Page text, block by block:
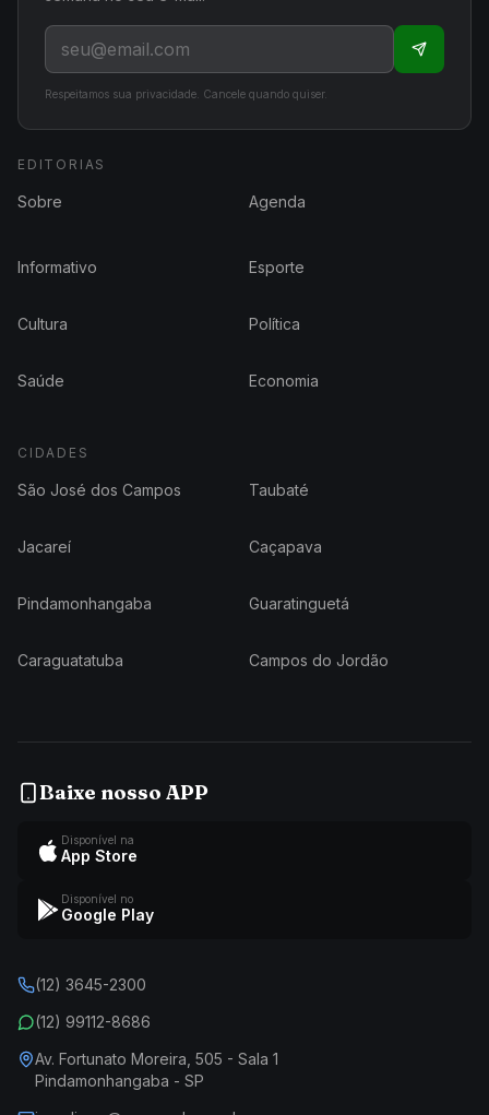
Respeitamos sua privacidade. Cancele quando quiser.
EDITORIAS
Sobre Agenda
Informativo Esporte
Cultura Política
Saúde Economia
CIDADES
São José dos Campos Taubaté
Jacareí Caçapava
Pindamonhangaba Guaratinguetá
Caraguatatuba Campos do Jordão
Baixe nosso APP
Disponível na
App Store
Disponível no
Google Play
(12) 3645-2300
(12) 99112-8686
Av. Fortunato Moreira, 505 - Sala 1
Pindamonhangaba - SP